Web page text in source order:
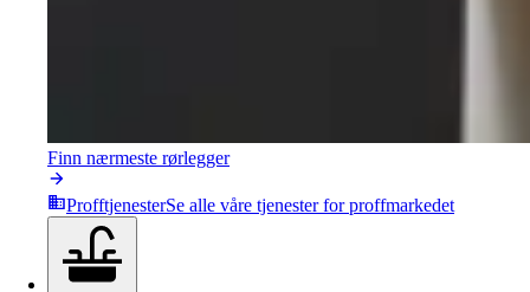
Finn nærmeste rørlegger
ProfftjenesterSe alle våre tjenester for proffmarkedet